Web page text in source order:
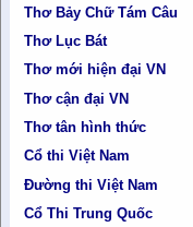
Thơ Bảy Chữ Tám Câu
Thơ Lục Bát
Thơ mới hiện đại VN
Thơ cận đại VN
Thơ tân hình thức
Cổ thi Việt Nam
Đường thi Việt Nam
Cổ Thi Trung Quốc